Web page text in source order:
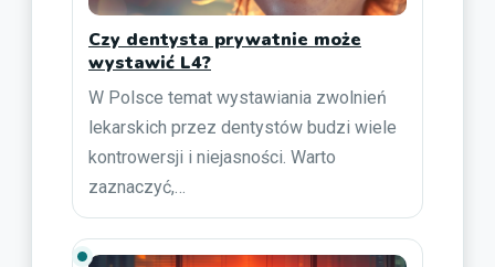
Czy dentysta prywatnie może
wystawić L4?
W Polsce temat wystawiania zwolnień
lekarskich przez dentystów budzi wiele
kontrowersji i niejasności. Warto
zaznaczyć,…